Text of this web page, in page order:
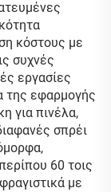
κόστους με
συχνές
εργασίες
της εφαρμογής
για πινέλα,
σπρέι
60 τοις
με